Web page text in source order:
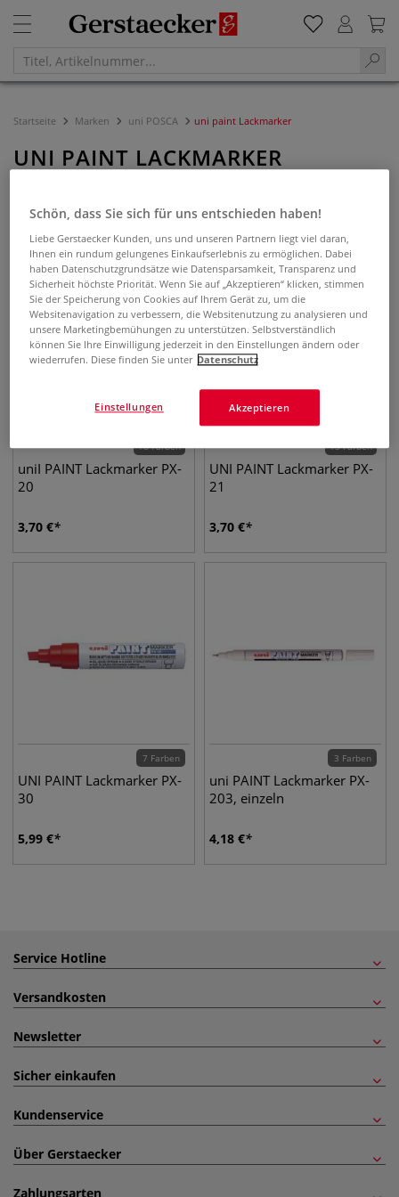
Startseite Marken uni POSCA uni paint Lackmarker
UNI PAINT LACKMARKER
Filtern & Sortieren
18 Farben
uniI PAINT Lackmarker PX-
20
3,70 €
15 Farben
UNI PAINT Lackmarker PX-
21
3,70 €
7 Farben
UNI PAINT Lackmarker PX-
30
5,99 €
3 Farben
uni PAINT Lackmarker PX-
203, einzeln
4,18 €
Service Hotline
Versandkosten
Newsletter
Sicher einkaufen
Kundenservice
Über Gerstaecker
Zahlungsarten
Schön, dass Sie sich für uns entschieden haben!
Liebe Gerstaecker Kunden, uns und unseren Partnern liegt viel daran,
Ihnen ein rundum gelungenes Einkaufserlebnis zu ermöglichen. Dabei
haben Datenschutzgrundsätze wie Datensparsamkeit, Transparenz und
Sicherheit höchste Priorität. Wenn Sie auf „Akzeptieren“ klicken, stimmen
Sie der Speicherung von Cookies auf Ihrem Gerät zu, um die
Websitenavigation zu verbessern, die Websitenutzung zu analysieren und
unsere Marketingbemühungen zu unterstützen. Selbstverständlich
können Sie Ihre Einwilligung jederzeit in den Einstellungen ändern oder
wiederrufen. Diese finden Sie unter Datenschutz
Akzeptieren
Einstellungen